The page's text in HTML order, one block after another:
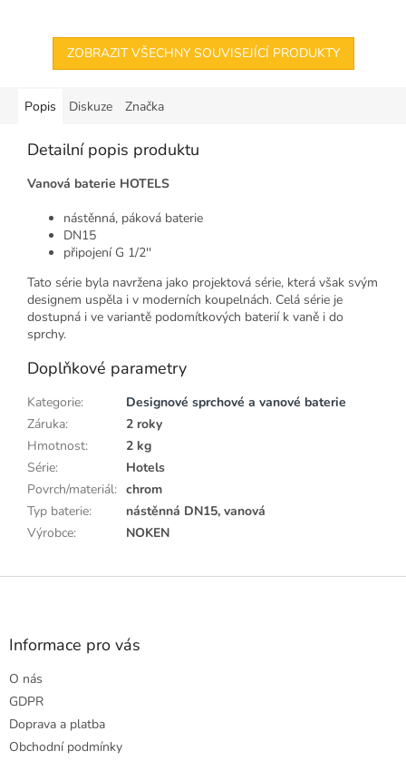
ZOBRAZIT VŠECHNY SOUVISEJÍCÍ PRODUKTY
Popis Diskuze Značka
Detailní popis produktu
Vanová baterie HOTELS
nástěnná, páková baterie
DN15
připojení G 1/2''
Tato série byla navržena jako projektová série, která však svým
designem uspěla i v moderních koupelnách. Celá série je
dostupná i ve variantě podomítkových baterií k vaně i do
sprchy.
Doplňkové parametry
Kategorie:
Designové sprchové a vanové baterie
Záruka:
2 roky
Hmotnost:
2 kg
Série:
Hotels
Povrch/materiál: chrom
Typ baterie:
nástěnná DN15, vanová
Výrobce: NOKEN
Z
Informace pro vás
O nás
GDPR
Doprava a platba
Obchodní podmínky